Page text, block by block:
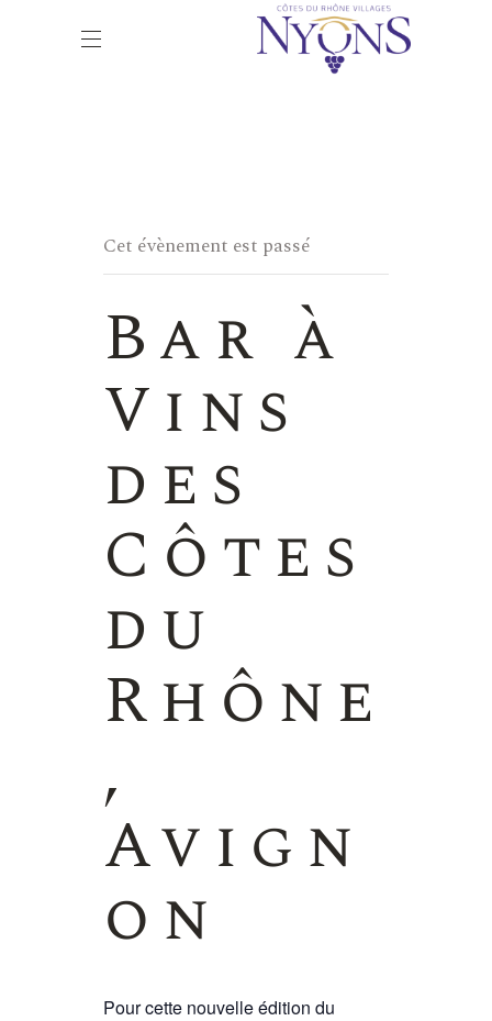
Cet évènement est passé
Bar à
Vins
des
Côtes
du
Rhône
,
Avign
on
Pour cette nouvelle édition du